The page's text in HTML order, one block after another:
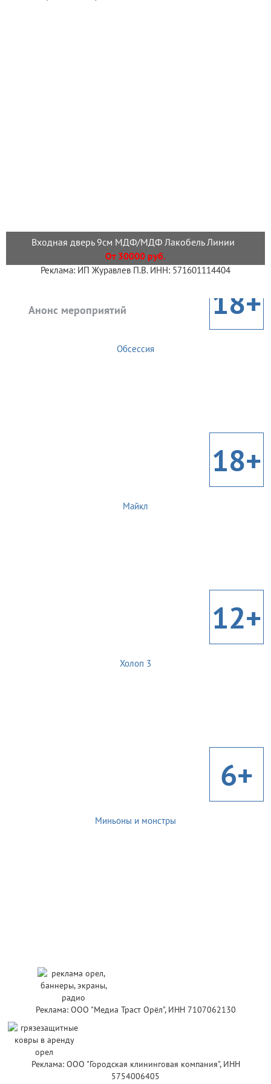
Входная дверь 9см МДФ/МДФ Лакобель Линии
От 30000 руб.
Реклама: ИП Журавлев П.В. ИНН: 571601114404
Анонс мероприятий 18+
Обсессия
18+
Майкл
12+
Холоп 3
6+
Миньоны и монстры
Реклама: ООО "Медиа Траст Орёл", ИНН 7107062130
Реклама: ООО "Городская клининговая компания", ИНН
5754006405